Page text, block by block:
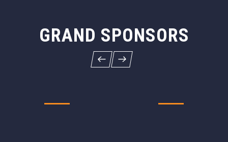
GRAND SPONSORS